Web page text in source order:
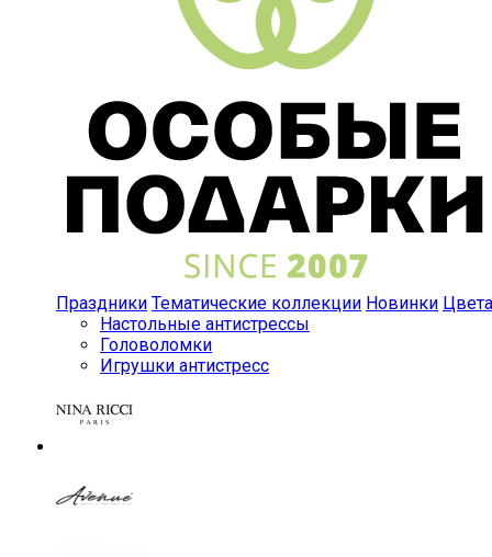
Праздники Тематические коллекции Новинки Цвета
Настольные антистрессы
Головоломки
Игрушки антистресс